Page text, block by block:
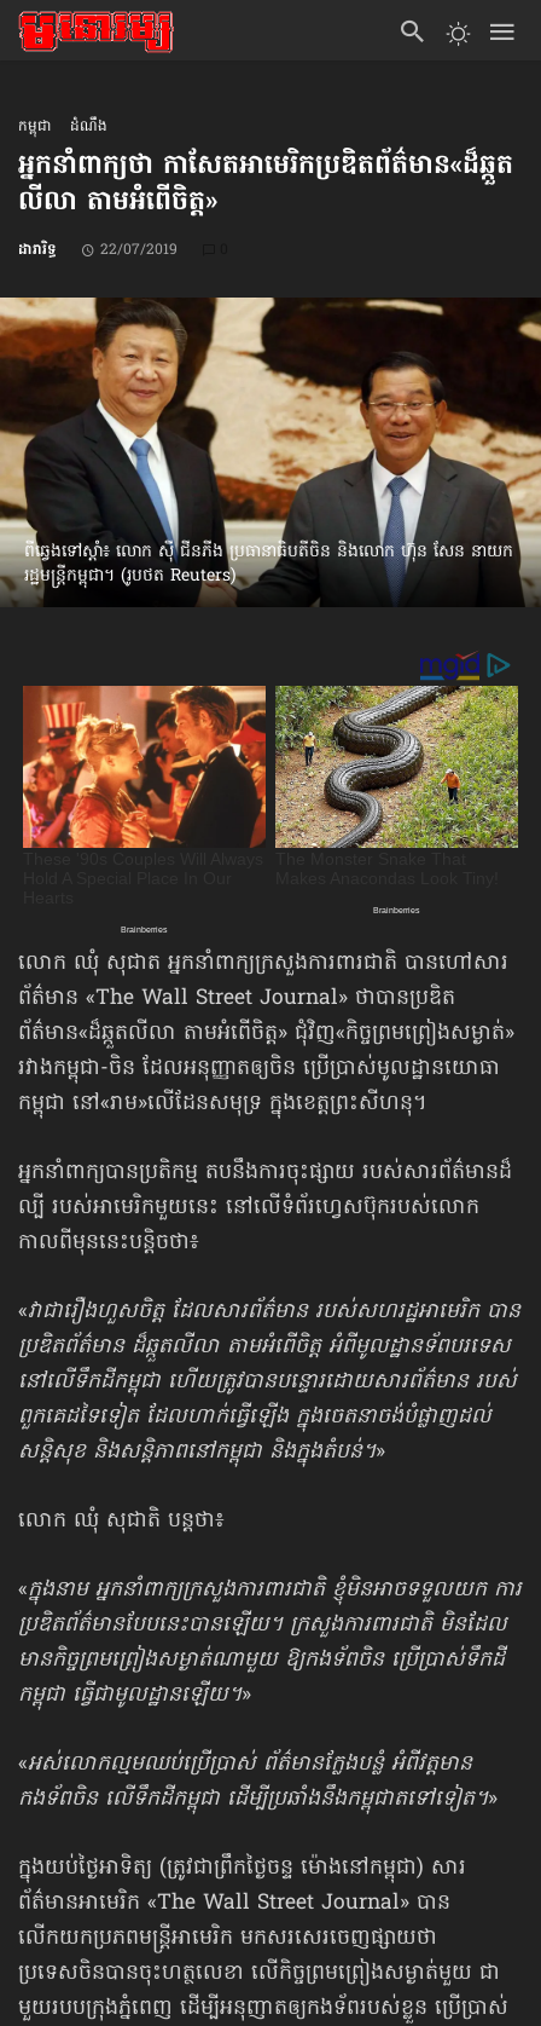
កម្ពុជា ដំណឹង
អ្នកនាំពាក្យថា កាសែតអាមេរិកប្រឌិត​ព័ត៌មាន​«ដ៏ឆ្កួត​
លីលា តាម​អំពើចិត្ត»
ដារារិទ្ធ 22/07/2019
ពីឆ្វេងទៅស្ដាំ៖ លោក ស៊ី ជីនភីង ប្រធានាធិបតីចិន និងលោក ហ៊ុន សែន នាយក
រដ្ឋមន្ត្រីកម្ពុជា។ (រូបថត Reuters)
លោក ឈុំ សុជាត អ្នកនាំពាក្យក្រសួងការពារជាតិ បានហៅសារ
ព័ត៌មាន «The Wall Street Journal» ថាបានប្រឌិត
ព័ត៌មាន«ដ៏ឆ្កួតលីលា តាមអំពើចិត្ត» ជុំវិញ«កិច្ចព្រមព្រៀងសម្ងាត់»
រវាងកម្ពុជា-ចិន ដែលអនុញ្ញាតឲ្យចិន ប្រើប្រាស់មូលដ្ឋានយោធា
កម្ពុជា នៅ«រាម»លើដែនសមុទ្រ ក្នុងខេត្តព្រះសីហនុ។
អ្នកនាំពាក្យបានប្រតិកម្ម តបនឹងការចុះផ្សាយ របស់សារព័ត៌មានដ៏
ល្បី របស់អាមេរិកមួយនេះ នៅលើ​ទំព័រ​ហ្វេសប៊ុក​របស់​លោក
កាលពីមុននេះ​បន្តិចថា៖
«វាជារឿងហួសចិត្ត ដែលសារព័ត៌មាន របស់សហរដ្ឋអាមេរិក បាន
ប្រឌិតព័ត៌មាន ដ៏ឆ្កួតលីលា តាម​អំពើចិត្ត អំពីមូលដ្ឋានទ័ពបរទេស
នៅលើទឹកដីកម្ពុជា ហើយត្រូវបានបន្ទោរដោយសារព័ត៌មាន របស់
ពួកគេដទៃទៀត ដែលហាក់ធ្វើឡើង ក្នុងចេតនាចង់បំផ្លាញដល់
សន្តិសុខ និងសន្តិភាពនៅកម្ពុជា និងក្នុងតំបន់។»
លោក ឈុំ សុជាតិ បន្តថា៖
«ក្នុងនាម អ្នកនាំពាក្យក្រសួងការពារជាតិ ខ្ញុំមិនអាចទទួលយក ការ
ប្រឌិតព័ត៌មានបែបនេះបានឡើយ។ ក្រសួងការពារជាតិ មិនដែល
មានកិច្ចព្រមព្រៀងសម្ងាត់ណាមួយ ឱ្យកងទ័ពចិន ប្រើប្រាស់ទឹកដី
កម្ពុជា ធ្វើជាមូលដ្ឋានឡើយ។»
«អស់លោកល្មមឈប់ប្រើប្រាស់ ព័ត៌មានក្លែងបន្លំ អំពីវត្តមាន
កងទ័ពចិន លើទឹកដីកម្ពុជា ដើម្បីប្រឆាំងនឹងកម្ពុជាតទៅទៀត។»
ក្នុងយប់ថ្ងៃអាទិត្យ (ត្រូវជាព្រឹកថ្ងៃចន្ទ ម៉ោងនៅកម្ពុជា) សារ
ព័ត៌មានអាមេរិក «The Wall Street Journal» បាន
លើកយកប្រភពមន្ត្រីអាមេរិក មកសរសេរចេញផ្សាយថា
ប្រទេសចិនបានចុះហត្ថលេខា លើកិច្ចព្រមព្រៀងសម្ងាត់មួយ ជា
មួយរបបក្រុងភ្នំពេញ ដើម្បីអនុញាតឲ្យកងទ័ពរបស់ខ្លួន ប្រើប្រាស់